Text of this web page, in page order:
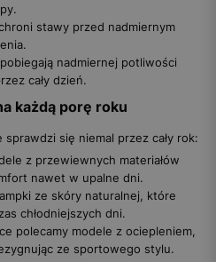
stawy przed nadmiernym
nadmiernej potliwości
cały dzień.
każdą porę roku
się niemal przez cały rok:
z przewiewnych materiałów
nawet w upalne dni.
ze skóry naturalnej, które
chłodniejszych dni.
polecamy modele z ociepleniem,
ze sportowego stylu.